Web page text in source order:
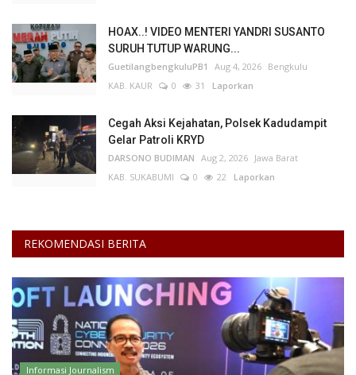
HOAX..! VIDEO MENTERI YANDRI SUSANTO
SURUH TUTUP WARUNG...
GuetilangbengkuluPB1 Aug 4, 2026 Bengkulu
KAB. KAUR
0 31 Laporkan
Cegah Aksi Kejahatan, Polsek Kadudampit
Gelar Patroli KRYD
DARSONO BUDIMAN Aug 2, 2026 Jawa Barat
KAB. SUKABUMI
0 22 Laporkan
REKOMENDASI BERITA
Informasi Journalism